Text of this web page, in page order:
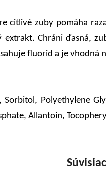
citlivé zuby pomáha
Chráni ďasná,
fluorid a je vhodná
Polyethylene
Allantoin,